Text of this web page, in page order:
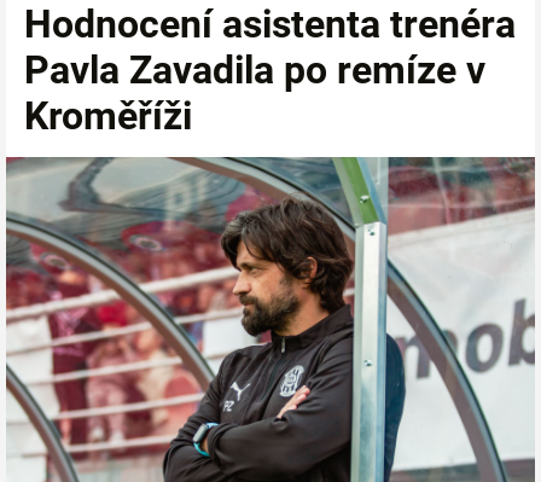
Hodnocení asistenta trenéra
Pavla Zavadila po remíze v
Kroměříži